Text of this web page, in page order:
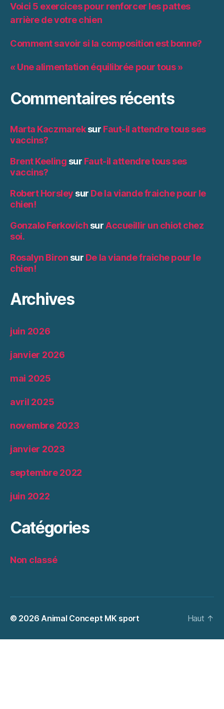
Voici 5 exercices pour renforcer les pattes
arrière de votre chien
Comment savoir si la composition est bonne?
« Une alimentation équilibrée pour tous »
Commentaires récents
Marta Kaczmareksur Faut-il attendre tous ses
vaccins?
Brent Keeling sur Faut-il attendre tous ses
vaccins?
Robert Horsley sur De la viande fraiche pour le
chien!
Gonzalo Ferkovich surAccueillir un chiot chez
soi.
Rosalyn Biron sur De la viande fraiche pour le
chien!
Archives
juin 2026
janvier 2026
mai 2025
avril 2025
novembre 2023
janvier 2023
septembre 2022
juin 2022
Catégories
Non classé
© 2026 Animal Concept MK sport Haut ↑